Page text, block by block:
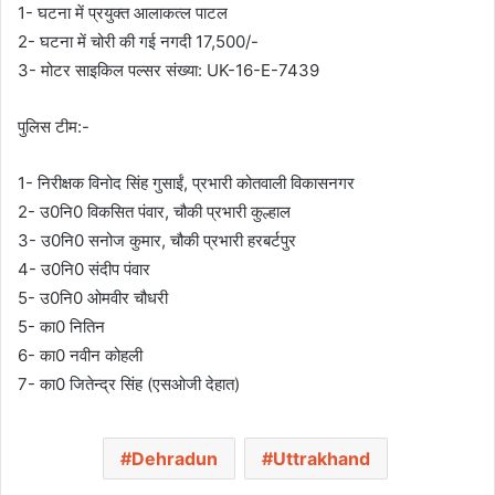
1- घटना में प्रयुक्त आलाकत्ल पाटल
2- घटना में चोरी की गई नगदी 17,500/-
3- मोटर साइकिल पल्सर संख्या: UK-16-E-7439
पुलिस टीम:-
1- निरीक्षक विनोद सिंह गुसाईं, प्रभारी कोतवाली विकासनगर
2- उ0नि0 विकसित पंवार, चौकी प्रभारी कुल्हाल
3- उ0नि0 सनोज कुमार, चौकी प्रभारी हरबर्टपुर
4- उ0नि0 संदीप पंवार
5- उ0नि0 ओमवीर चौधरी
5- का0 नितिन
6- का0 नवीन कोहली
7- का0 जितेन्द्र सिंह (एसओजी देहात)
Dehradun Uttrakhand